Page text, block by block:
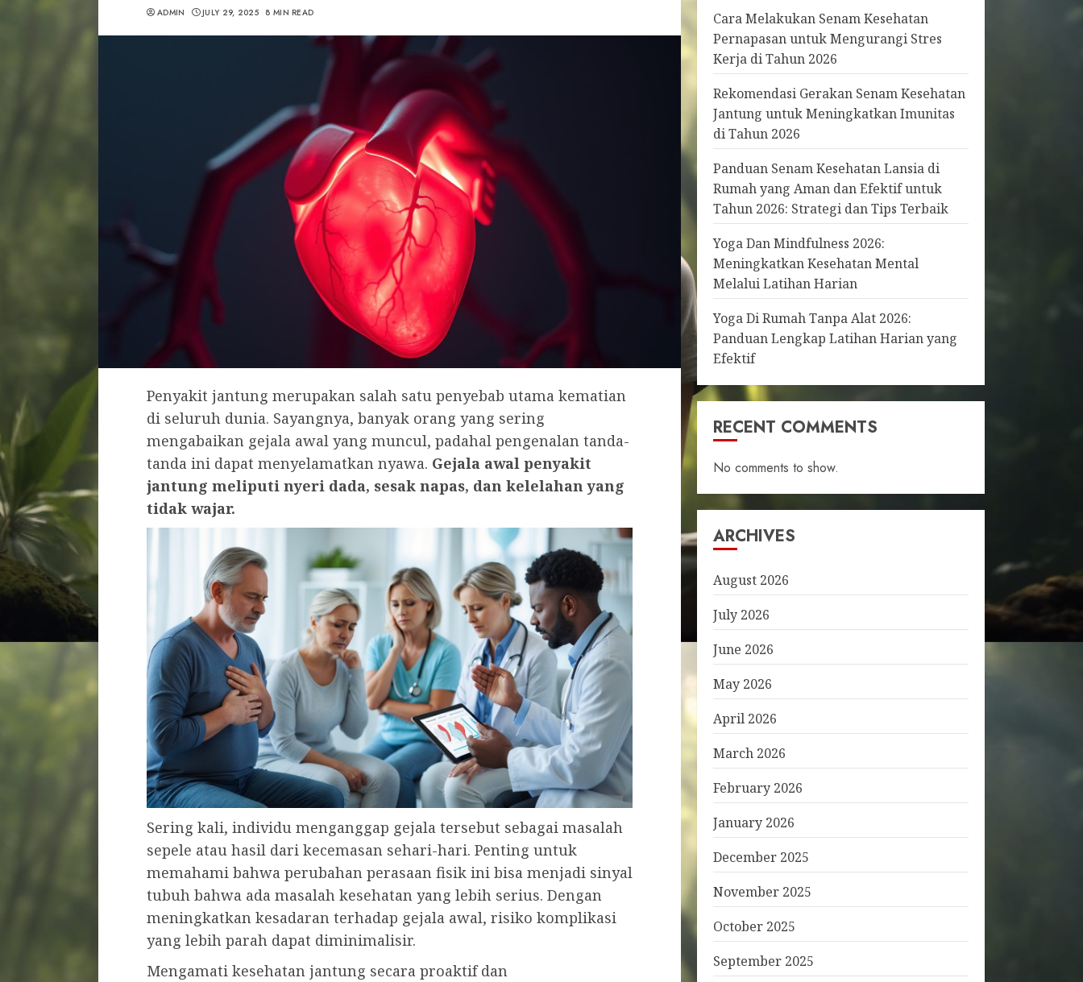
ADMIN JULY 29, 2025 8 MIN READ
Penyakit jantung merupakan salah satu penyebab utama kematian
di seluruh dunia. Sayangnya, banyak orang yang sering
mengabaikan gejala awal yang muncul, padahal pengenalan tanda-
tanda ini dapat menyelamatkan nyawa. Gejala awal penyakit
jantung meliputi nyeri dada, sesak napas, dan kelelahan yang
tidak wajar.
Sering kali, individu menganggap gejala tersebut sebagai masalah
sepele atau hasil dari kecemasan sehari-hari. Penting untuk
memahami bahwa perubahan perasaan fisik ini bisa menjadi sinyal
tubuh bahwa ada masalah kesehatan yang lebih serius. Dengan
meningkatkan kesadaran terhadap gejala awal, risiko komplikasi
yang lebih parah dapat diminimalisir.
Mengamati kesehatan jantung secara proaktif dan
Cara Melakukan Senam Kesehatan
Pernapasan untuk Mengurangi Stres
Kerja di Tahun 2026
Rekomendasi Gerakan Senam Kesehatan
Jantung untuk Meningkatkan Imunitas
di Tahun 2026
Panduan Senam Kesehatan Lansia di
Rumah yang Aman dan Efektif untuk
Tahun 2026: Strategi dan Tips Terbaik
Yoga Dan Mindfulness 2026:
Meningkatkan Kesehatan Mental
Melalui Latihan Harian
Yoga Di Rumah Tanpa Alat 2026:
Panduan Lengkap Latihan Harian yang
Efektif
RECENT COMMENTS
No comments to show.
ARCHIVES
August 2026
July 2026
June 2026
May 2026
April 2026
March 2026
February 2026
January 2026
December 2025
November 2025
October 2025
September 2025